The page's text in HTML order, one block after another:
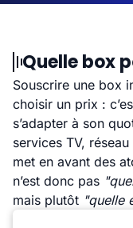
Quelle box
Souscrire une box
choisir un prix :
s’adapter à son
services TV,
met en avant des
n’est donc pas
mais plutôt "quelle